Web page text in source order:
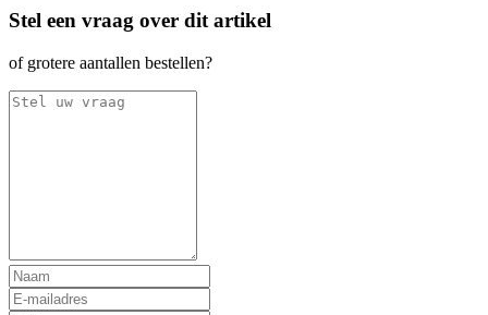
Stel een vraag over dit artikel
of grotere aantallen bestellen?